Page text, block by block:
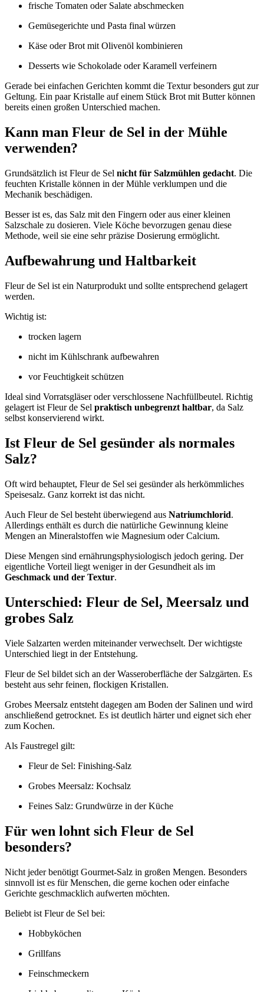
frische Tomaten oder Salate abschmecken
Gemüsegerichte und Pasta final würzen
Käse oder Brot mit Olivenöl kombinieren
Desserts wie Schokolade oder Karamell verfeinern
Gerade bei einfachen Gerichten kommt die Textur besonders gut zur
Geltung. Ein paar Kristalle auf einem Stück Brot mit Butter können
bereits einen großen Unterschied machen.
Kann man Fleur de Sel in der Mühle
verwenden?
Grundsätzlich ist Fleur de Sel nicht für Salzmühlen gedacht. Die
feuchten Kristalle können in der Mühle verklumpen und die
Mechanik beschädigen.
Besser ist es, das Salz mit den Fingern oder aus einer kleinen
Salzschale zu dosieren. Viele Köche bevorzugen genau diese
Methode, weil sie eine sehr präzise Dosierung ermöglicht.
Aufbewahrung und Haltbarkeit
Fleur de Sel ist ein Naturprodukt und sollte entsprechend gelagert
werden.
Wichtig ist:
trocken lagern
nicht im Kühlschrank aufbewahren
vor Feuchtigkeit schützen
Ideal sind Vorratsgläser oder verschlossene Nachfüllbeutel. Richtig
gelagert ist Fleur de Sel praktisch unbegrenzt haltbar, da Salz
selbst konservierend wirkt.
Ist Fleur de Sel gesünder als normales
Salz?
Oft wird behauptet, Fleur de Sel sei gesünder als herkömmliches
Speisesalz. Ganz korrekt ist das nicht.
Auch Fleur de Sel besteht überwiegend aus Natriumchlorid.
Allerdings enthält es durch die natürliche Gewinnung kleine
Mengen an Mineralstoffen wie Magnesium oder Calcium.
Diese Mengen sind ernährungsphysiologisch jedoch gering. Der
eigentliche Vorteil liegt weniger in der Gesundheit als im
Geschmack und der Textur.
Unterschied: Fleur de Sel, Meersalz und
grobes Salz
Viele Salzarten werden miteinander verwechselt. Der wichtigste
Unterschied liegt in der Entstehung.
Fleur de Sel bildet sich an der Wasseroberfläche der Salzgärten. Es
besteht aus sehr feinen, flockigen Kristallen.
Grobes Meersalz entsteht dagegen am Boden der Salinen und wird
anschließend getrocknet. Es ist deutlich härter und eignet sich eher
zum Kochen.
Als Faustregel gilt:
Fleur de Sel: Finishing-Salz
Grobes Meersalz: Kochsalz
Feines Salz: Grundwürze in der Küche
Für wen lohnt sich Fleur de Sel
besonders?
Nicht jeder benötigt Gourmet-Salz in großen Mengen. Besonders
sinnvoll ist es für Menschen, die gerne kochen oder einfache
Gerichte geschmacklich aufwerten möchten.
Beliebt ist Fleur de Sel bei:
Hobbyköchen
Grillfans
Feinschmeckern